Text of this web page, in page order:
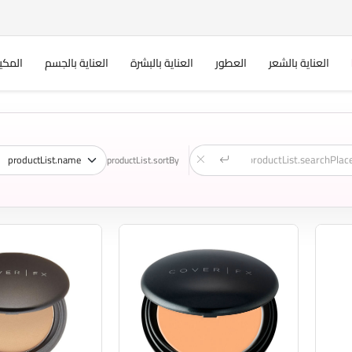
العناية بالشعر العطور العناية بالبشرة العناية بالجسم
productList.sortBy